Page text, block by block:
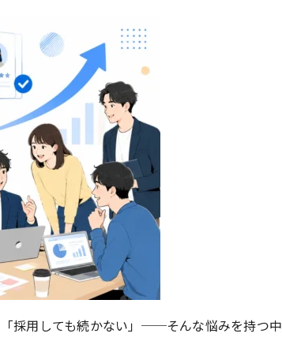
「採用しても続かない」──そんな悩みを持つ